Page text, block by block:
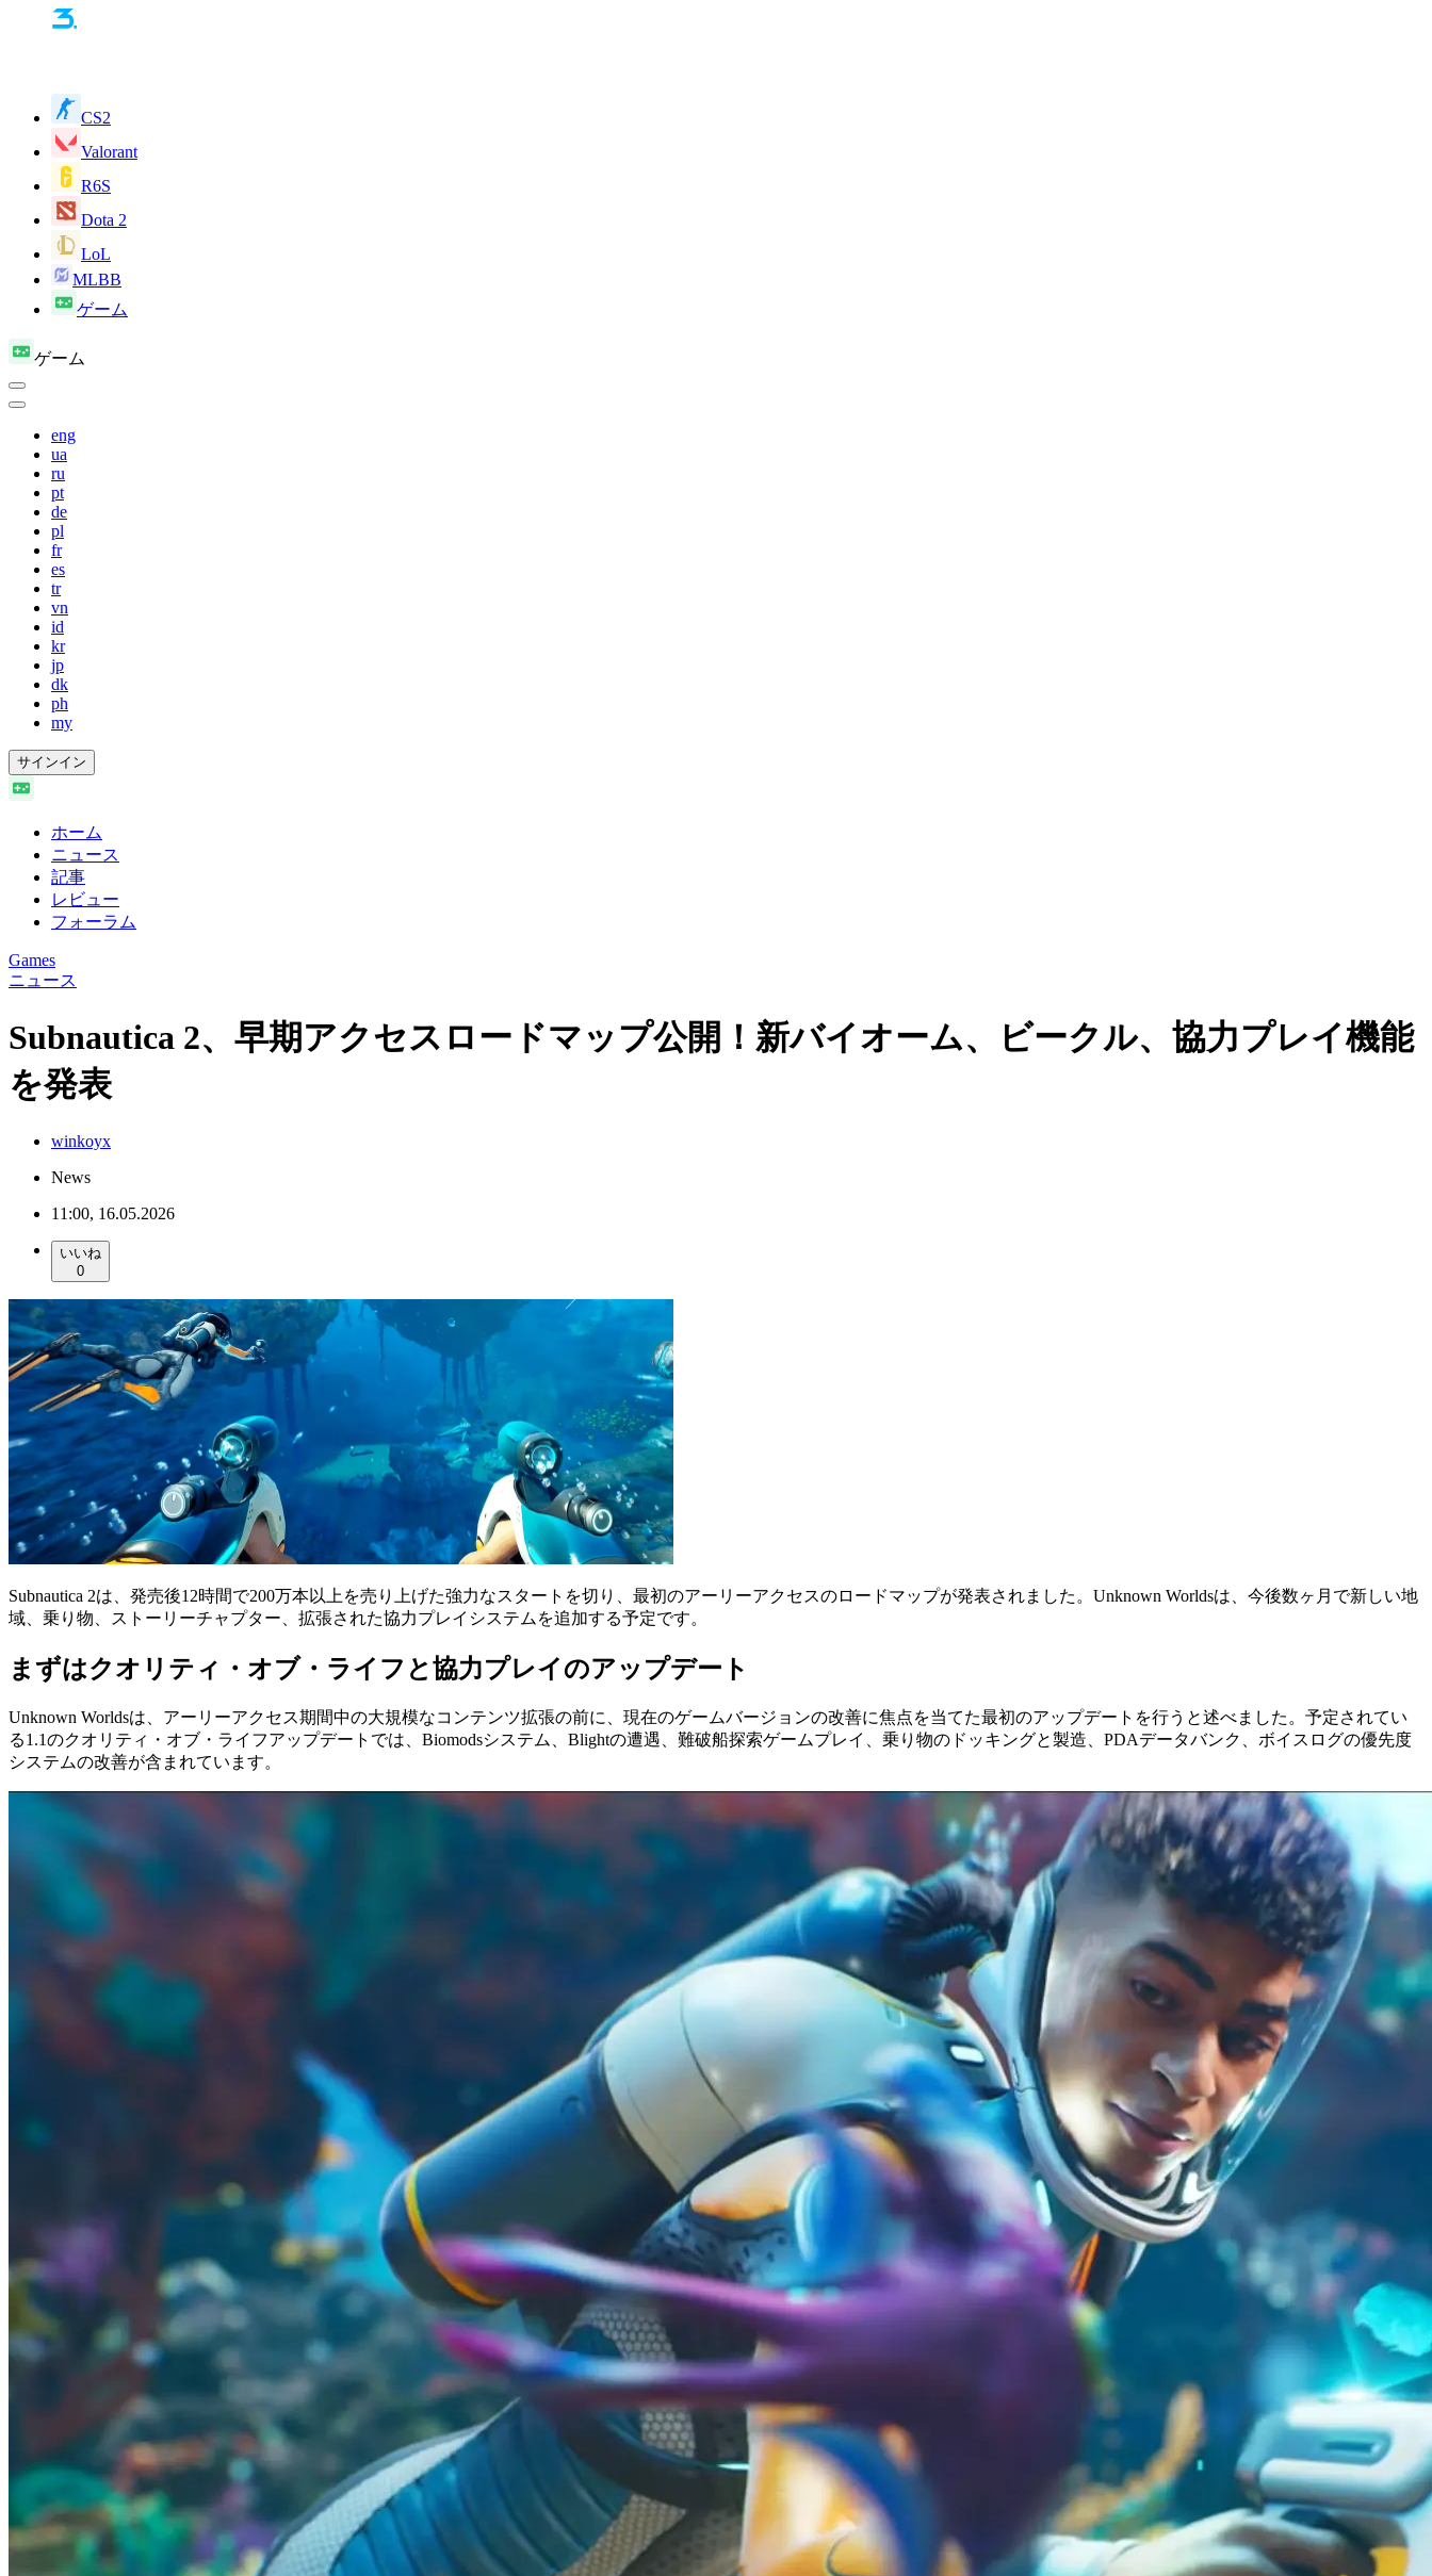
CS2
Valorant
R6S
Dota 2
LoL
MLBB
ゲーム
ゲーム
eng
ua
ru
pt
de
pl
fr
es
tr
vn
id
kr
jp
dk
ph
my
サインイン
ホーム
ニュース
記事
レビュー
フォーラム
Games
ニュース
Subnautica 2、早期アクセスロードマップ公開！新バイオーム、ビークル、協力プレイ機能
を発表
winkoyx
News
11:00, 16.05.2026
いいね
0
Subnautica 2は、発売後12時間で200万本以上を売り上げた強力なスタートを切り、最初のアーリーアクセスのロードマップが発表されました。Unknown Worldsは、今後数ヶ月で新しい地
域、乗り物、ストーリーチャプター、拡張された協力プレイシステムを追加する予定です。
まずはクオリティ・オブ・ライフと協力プレイのアップデート
Unknown Worldsは、アーリーアクセス期間中の大規模なコンテンツ拡張の前に、現在のゲームバージョンの改善に焦点を当てた最初のアップデートを行うと述べました。予定されてい
る1.1のクオリティ・オブ・ライフアップデートでは、Biomodsシステム、Blightの遭遇、難破船探索ゲームプレイ、乗り物のドッキングと製造、PDAデータバンク、ボイスログの優先度
システムの改善が含まれています。